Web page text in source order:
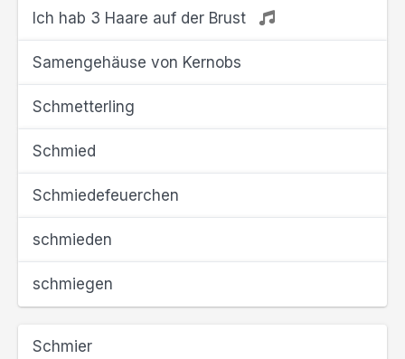
Ich hab 3 Haare auf der Brust
Samengehäuse von Kernobs
Schmetterling
Schmied
Schmiedefeuerchen
schmieden
schmiegen
Schmier